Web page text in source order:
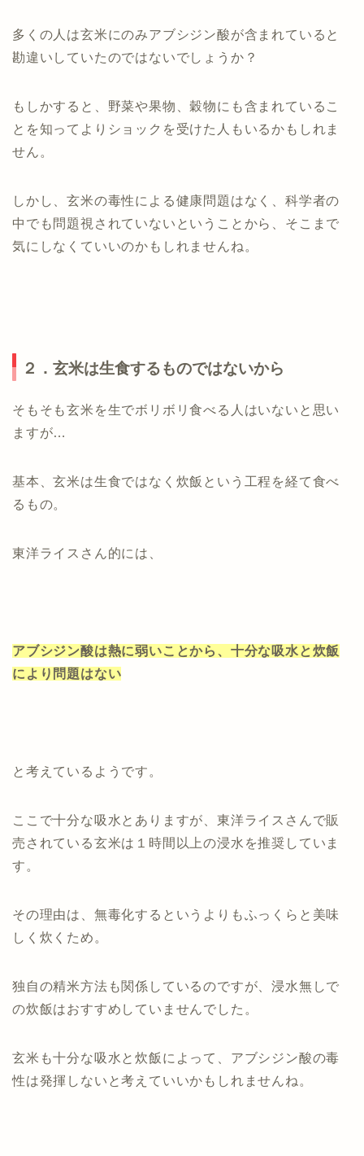
多くの人は玄米にのみアブシジン酸が含まれていると
勘違いしていたのではないでしょうか？
もしかすると、野菜や果物、穀物にも含まれているこ
とを知ってよりショックを受けた人もいるかもしれま
せん。
しかし、玄米の毒性による健康問題はなく、科学者の
中でも問題視されていないということから、そこまで
気にしなくていいのかもしれませんね。
２．玄米は生食するものではないから
そもそも玄米を生でボリボリ食べる人はいないと思い
ますが…
基本、玄米は生食ではなく炊飯という工程を経て食べ
るもの。
東洋ライスさん的には、
アブシジン酸は熱に弱いことから、十分な吸水と炊飯
により問題はない
と考えているようです。
ここで十分な吸水とありますが、東洋ライスさんで販
売されている玄米は１時間以上の浸水を推奨していま
す。
その理由は、無毒化するというよりもふっくらと美味
しく炊くため。
独自の精米方法も関係しているのですが、浸水無しで
の炊飯はおすすめしていませんでした。
玄米も十分な吸水と炊飯によって、アブシジン酸の毒
性は発揮しないと考えていいかもしれませんね。